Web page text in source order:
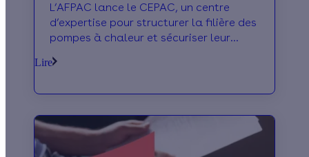
L’AFPAC lance le CEPAC, un centre
d’expertise pour structurer la filière des
pompes à chaleur et sécuriser leur
Lire